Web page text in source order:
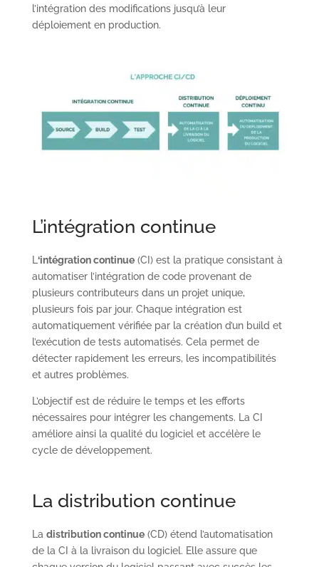
l’intégration des modifications jusqu’à leur
déploiement en production.
L’intégration continue
L ‘intégration continue(CI) est la pratique consistant à
automatiser l’intégration de code provenant de
plusieurs contributeurs dans un projet unique,
plusieurs fois par jour. Chaque intégration est
automatiquement vérifiée par la création d’un build et
l’exécution de tests automatisés. Cela permet de
détecter rapidement les erreurs, les incompatibilités
et autres problèmes.
L’objectif est de réduire le temps et les efforts
nécessaires pour intégrer les changements. La CI
améliore ainsi la qualité du logiciel et accélère le
cycle de développement.
La distribution continue
La distribution continue(CD) étend l’automatisation
de la CI à la livraison du logiciel. Elle assure que